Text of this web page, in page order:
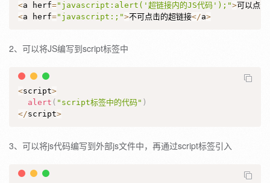
<a herf="javascript:alert('超链接内的JS代码');">可以点
<a herf="javascript:;">不可点击的超链接</a>
2、可以将JS编写到script标签中
<script>
alert ( "script标签中的代码" )
</script>
3、可以将js代码编写到外部js文件中，再通过script标签引入